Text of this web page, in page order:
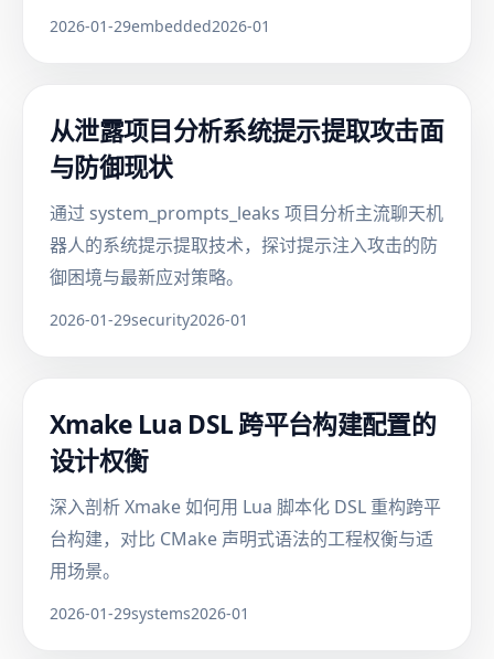
2026-01-29embedded2026-01
从泄露项目分析系统提示提取攻击面
与防御现状
通过 system_prompts_leaks 项目分析主流聊天机
器人的系统提示提取技术，探讨提示注入攻击的防
御困境与最新应对策略。
2026-01-29security2026-01
Xmake Lua DSL 跨平台构建配置的
设计权衡
深入剖析 Xmake 如何用 Lua 脚本化 DSL 重构跨平
台构建，对比 CMake 声明式语法的工程权衡与适
用场景。
2026-01-29systems2026-01